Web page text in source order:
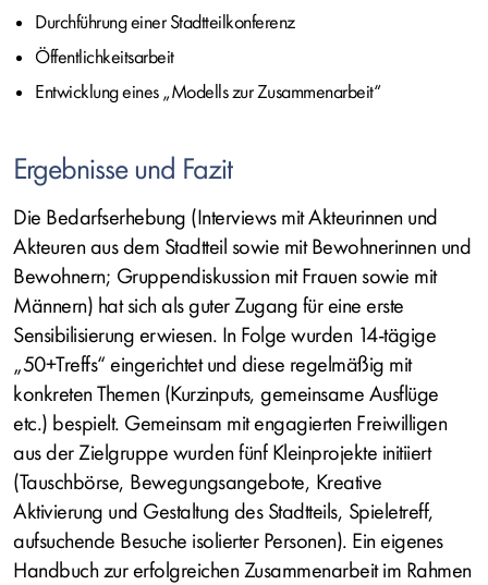
Durchführung einer Stadtteilkonferenz
Öffentlichkeitsarbeit
Entwicklung eines „Modells zur Zusammenarbeit“
Ergebnisse und Fazit
Die Bedarfserhebung (Interviews mit Akteurinnen und
Akteuren aus dem Stadtteil sowie mit Bewohnerinnen und
Bewohnern; Gruppendiskussion mit Frauen sowie mit
Männern) hat sich als guter Zugang für eine erste
Sensibilisierung erwiesen. In Folge wurden 14-tägige
„50+Treffs“ eingerichtet und diese regelmäßig mit
konkreten Themen (Kurzinputs, gemeinsame Ausflüge
etc.) bespielt. Gemeinsam mit engagierten Freiwilligen
aus der Zielgruppe wurden fünf Kleinprojekte initiiert
(Tauschbörse, Bewegungsangebote, Kreative
Aktivierung und Gestaltung des Stadtteils, Spieletreff,
aufsuchende Besuche isolierter Personen). Ein eigenes
Handbuch zur erfolgreichen Zusammenarbeit im Rahmen